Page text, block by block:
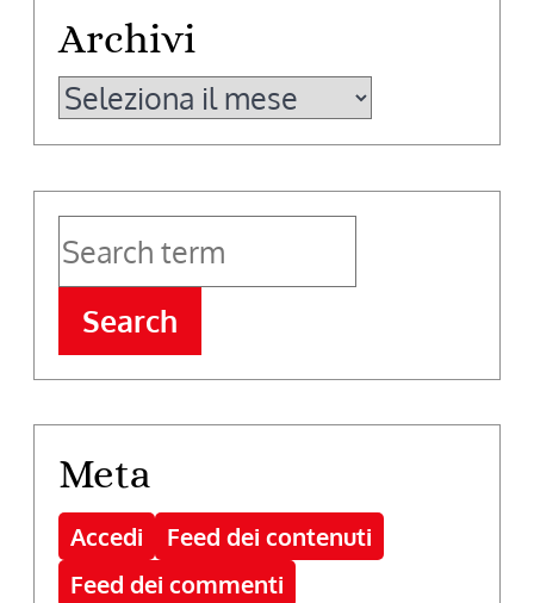
Archivi
Archivi
Search
Meta
Accedi
Feed dei contenuti
Feed dei commenti